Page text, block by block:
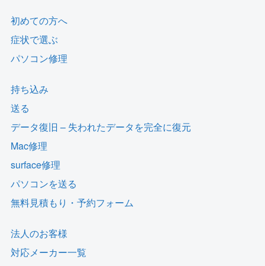
初めての方へ
症状で選ぶ
パソコン修理
持ち込み
送る
データ復旧 – 失われたデータを完全に復元
Mac修理
surface修理
パソコンを送る
無料見積もり・予約フォーム
法人のお客様
対応メーカー一覧